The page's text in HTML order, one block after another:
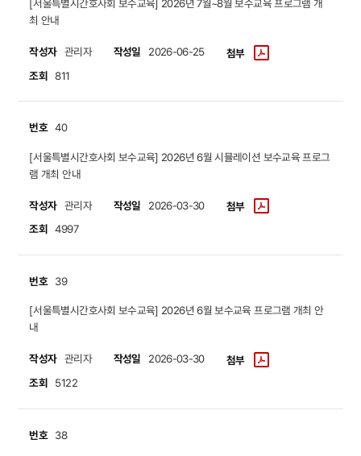
​​​​​​​[서울특별시간호사회 보수교육] 2026년 7월~8월 보수교육 프로그램 개
최 안내
작성자 관리자 작성일 2026-06-25
첨부
조회 811
번호 40
​​​​​​​[서울특별시간호사회 보수교육] 2026년 6월 시뮬레이션 보수교육 프로그
램 개최 안내
작성자 관리자 작성일 2026-03-30
첨부
조회 4997
번호 39
​​​​​​​[서울특별시간호사회 보수교육] 2026년 6월 보수교육 프로그램 개최 안
내
작성자 관리자 작성일 2026-03-30
첨부
조회 5122
번호 38